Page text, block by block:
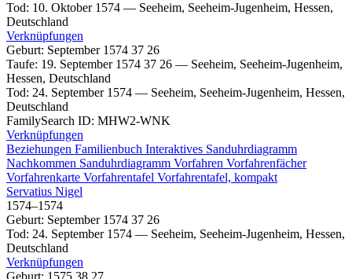
Tod: 10. Oktober 1574 — Seeheim, Seeheim-Jugenheim, Hessen,
Deutschland
Verknüpfungen
Geburt: September 1574 37 26
Taufe: 19. September 1574 37 26 — Seeheim, Seeheim-Jugenheim,
Hessen, Deutschland
Tod: 24. September 1574 — Seeheim, Seeheim-Jugenheim, Hessen,
Deutschland
FamilySearch ID: MHW2-WNK
Verknüpfungen
Beziehungen Familienbuch Interaktives Sanduhrdiagramm
Nachkommen Sanduhrdiagramm Vorfahren Vorfahrenfächer
Vorfahrenkarte Vorfahrentafel Vorfahrentafel, kompakt
Servatius Nigel
1574–1574
Geburt: September 1574 37 26
Tod: 24. September 1574 — Seeheim, Seeheim-Jugenheim, Hessen,
Deutschland
Verknüpfungen
Geburt: 1575 38 27